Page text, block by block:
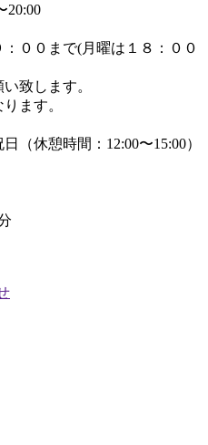
20:00
００まで(月曜は１８：００
致します。
ます。
（休憩時間：12:00〜15:00）